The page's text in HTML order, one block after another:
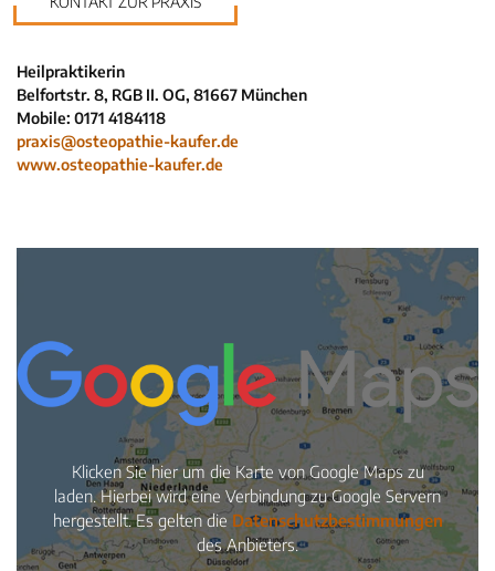
Heilpraktikerin
Belfortstr. 8, RGB II. OG, 81667 München
Mobile: 0171 4184118
praxis@osteopathie-kaufer.de
www.osteopathie-kaufer.de
Klicken Sie hier um die Karte von Google Maps zu
laden. Hierbei wird eine Verbindung zu Google Servern
hergestellt. Es gelten die Datenschutzbestimmungen
des Anbieters.
Kleinanzeigen
Veranstaltungen
Inhaltsseiten